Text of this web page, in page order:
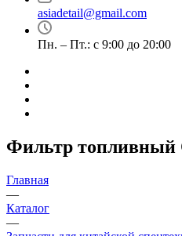
asiadetail@gmail.com
Пн. – Пт.: с 9:00 до 20:00
Фильтр топливный
Главная
—
Каталог
—